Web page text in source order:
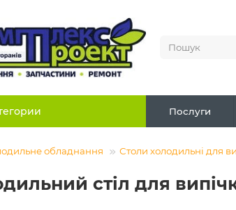
Послуги
обладнання Столи холодильні для
стіл для